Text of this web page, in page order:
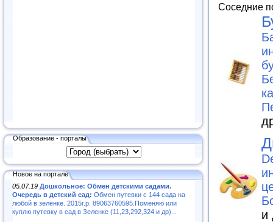
Образование - порталы
Новое на портале
05.07.19 Дошкольное: Обмен детскими садами.
Очередь в детский сад: Обмен путевки с 144 сада на
любой в зеленке. 2015г.р. 89063760595.Поменяю или
куплю путевку в сад в Зеленке (11,23,292,324 и др)...
Соседние
и